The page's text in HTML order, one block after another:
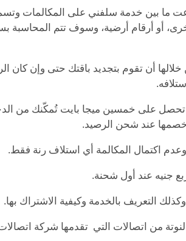
ما بين خدمة سلفني على المكالمات
أو أرقام أرضية، وسوف تتم المحاسبة
أن تقوم بتجديد باقتك حتى وإن كان
تحصل على خمسين ميجا بايت تُمكّنك من
خصمها عند شحن الرصيد.
اكتمال المكالمة أي استلاف رنة فقط.
جنيه عند أول شحنة.
التعريف بالخدمة وكيفية الاشتراك بها.
من اتصالات التي تقدمها شركة اتصالات